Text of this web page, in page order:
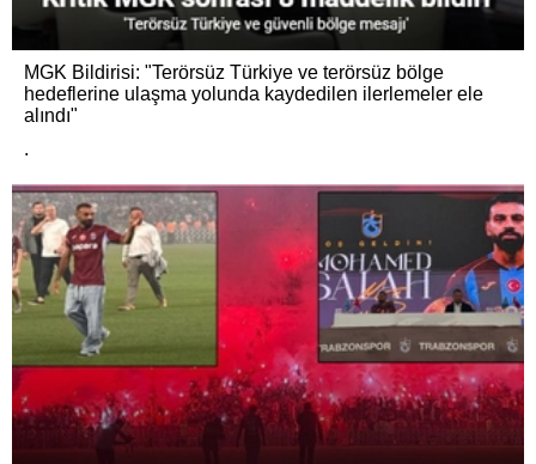
MGK Bildirisi: "Terörsüz Türkiye ve terörsüz bölge
hedeflerine ulaşma yolunda kaydedilen ilerlemeler ele
alındı"
.